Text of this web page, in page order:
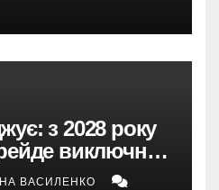
з 2028 року
виключно
ВАСИЛЕНКО